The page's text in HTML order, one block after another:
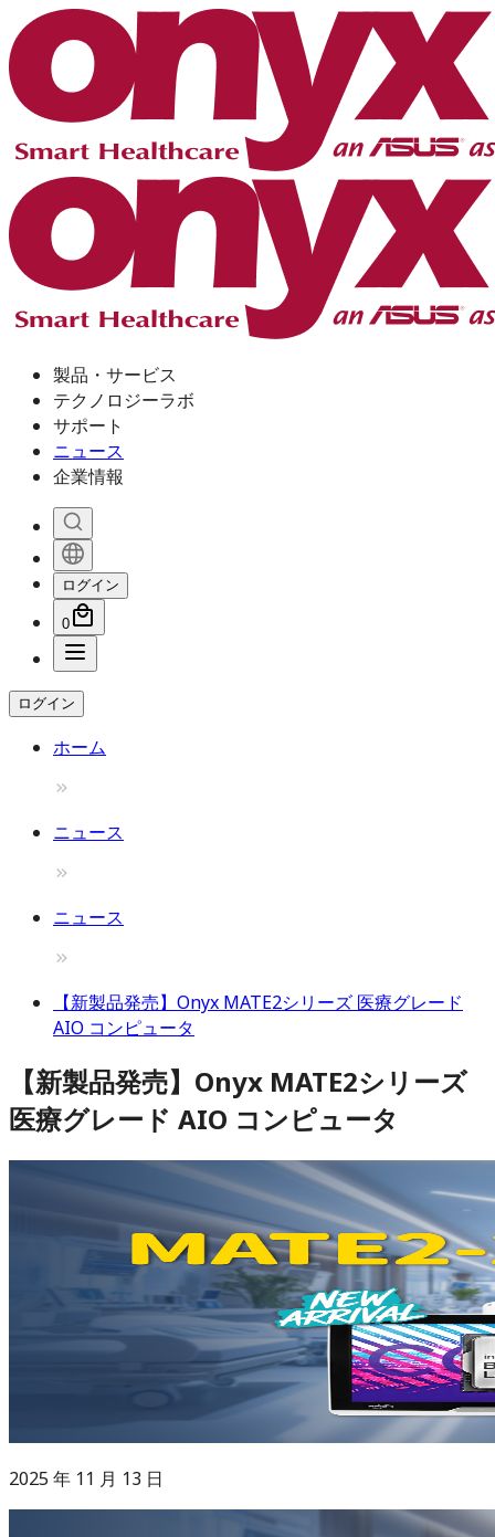
製品・サービス
テクノロジーラボ
サポート
ニュース
企業情報
ログイン
0
ログイン
ホーム
ニュース
ニュース
【新製品発売】Onyx MATE2シリーズ 医療グレード
AIO コンピュータ
【新製品発売】Onyx MATE2シリーズ
医療グレード AIO コンピュータ
2025 年 11 月 13 日